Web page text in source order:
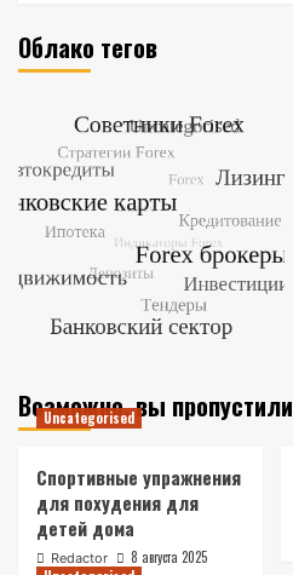
Облако тегов
Возможно, вы пропустили
Uncategorised
Спортивные упражнения
для похудения для
детей дома
Redactor 8 августа 2025